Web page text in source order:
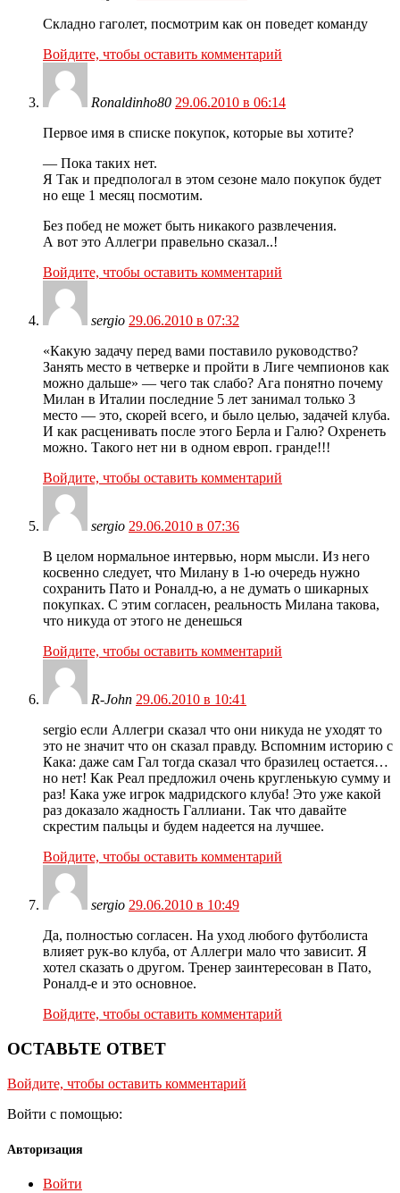
Складно гаголет, посмотрим как он поведет команду
Войдите, чтобы оставить комментарий
Ronaldinho80 29.06.2010 в 06:14
Первое имя в списке покупок, которые вы хотите?
— Пока таких нет.
Я Так и предпологал в этом сезоне мало покупок будет
но еще 1 месяц посмотим.
Без побед не может быть никакого развлечения.
А вот это Аллегри правельно сказал..!
Войдите, чтобы оставить комментарий
sergio 29.06.2010 в 07:32
«Какую задачу перед вами поставило руководство?
Занять место в четверке и пройти в Лиге чемпионов как
можно дальше» — чего так слабо? Ага понятно почему
Милан в Италии последние 5 лет занимал только 3
место — это, скорей всего, и было целью, задачей клуба.
И как расценивать после этого Берла и Галю? Охренеть
можно. Такого нет ни в одном европ. гранде!!!
Войдите, чтобы оставить комментарий
sergio 29.06.2010 в 07:36
В целом нормальное интервью, норм мысли. Из него
косвенно следует, что Милану в 1-ю очередь нужно
сохранить Пато и Роналд-ю, а не думать о шикарных
покупках. С этим согласен, реальность Милана такова,
что никуда от этого не денешься
Войдите, чтобы оставить комментарий
R-John 29.06.2010 в 10:41
sergio если Аллегри сказал что они никуда не уходят то
это не значит что он сказал правду. Вспомним историю с
Кака: даже сам Гал тогда сказал что бразилец остается…
но нет! Как Реал предложил очень кругленькую сумму и
раз! Кака уже игрок мадридского клуба! Это уже какой
раз доказало жадность Галлиани. Так что давайте
скрестим пальцы и будем надеется на лучшее.
Войдите, чтобы оставить комментарий
sergio 29.06.2010 в 10:49
Да, полностью согласен. На уход любого футболиста
влияет рук-во клуба, от Аллегри мало что зависит. Я
хотел сказать о другом. Тренер заинтересован в Пато,
Роналд-е и это основное.
Войдите, чтобы оставить комментарий
ОСТАВЬТЕ ОТВЕТ
Войдите, чтобы оставить комментарий
Войти с помощью:
Авторизация
Войти